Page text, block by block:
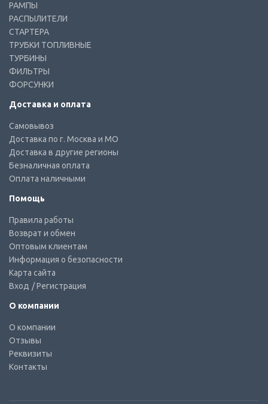
РАМПЫ
РАСПЫЛИТЕЛИ
СТАРТЕРА
ТРУБКИ ТОПЛИВНЫЕ
ТУРБИНЫ
ФИЛЬТРЫ
ФОРСУНКИ
Доставка и оплата
Самовывоз
Доставка по г. Москва и МО
Доставка в другие регионы
Безналичная оплата
Оплата наличными
Помощь
Правила работы
Возврат и обмен
Оптовым клиентам
Информация о безопасности
Карта сайта
Вход / Регистрация
О компании
О компании
Отзывы
Реквизиты
Контакты